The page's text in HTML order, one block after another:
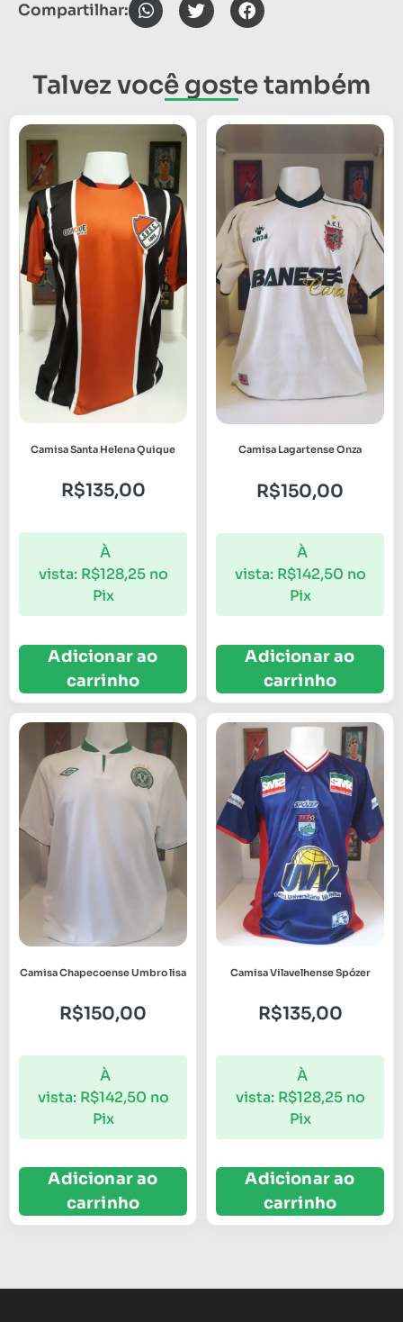
Compartilhar:
Talvez você goste também
Camisa Santa Helena Quique
R$135,00
À
vista: R$128,25 no
Pix
Adicionar ao
carrinho
Camisa Lagartense Onza
R$150,00
À
vista: R$142,50 no
Pix
Adicionar ao
carrinho
Camisa Chapecoense Umbro lisa
R$150,00
À
vista: R$142,50 no
Pix
Adicionar ao
carrinho
Camisa Vilavelhense Spózer
R$135,00
À
vista: R$128,25 no
Pix
Adicionar ao
carrinho